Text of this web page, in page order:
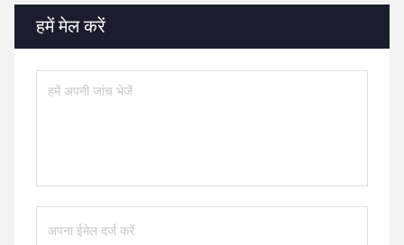
हमें मेल करें